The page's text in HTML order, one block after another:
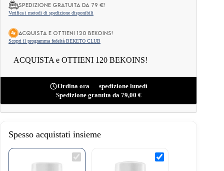
Spedizione gratuita da 79 €!
Verifica i metodi di spedizione disponibili
ACQUISTA e OTTIENI 120 BEKOINS!
Scopri il programma fedeltà BEKETO CLUB
ACQUISTA e OTTIENI 120 BEKOINS!
Ordina ora — spedizione lunedì
Spedizione gratuita da 79,00 €
Spesso acquistati insieme
Crema
Keto
Crema
Keto